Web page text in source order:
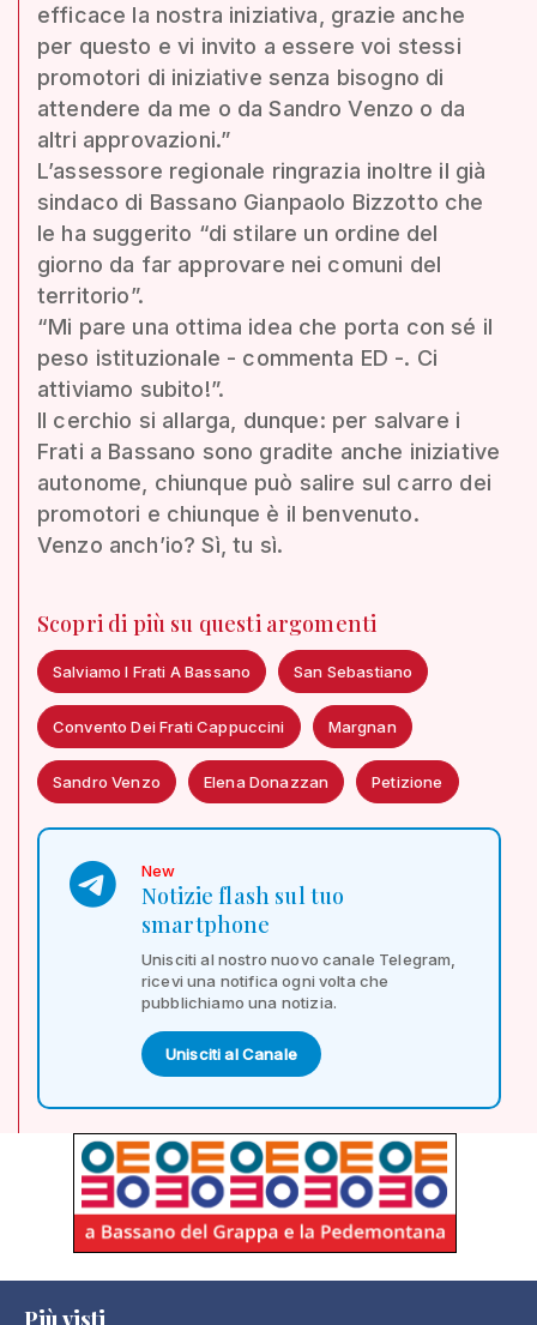
efficace la nostra iniziativa, grazie anche
per questo e vi invito a essere voi stessi
promotori di iniziative senza bisogno di
attendere da me o da Sandro Venzo o da
altri approvazioni.”
L’assessore regionale ringrazia inoltre il già
sindaco di Bassano Gianpaolo Bizzotto che
le ha suggerito “di stilare un ordine del
giorno da far approvare nei comuni del
territorio”.
“Mi pare una ottima idea che porta con sé il
peso istituzionale - commenta ED -. Ci
attiviamo subito!”.
Il cerchio si allarga, dunque: per salvare i
Frati a Bassano sono gradite anche iniziative
autonome, chiunque può salire sul carro dei
promotori e chiunque è il benvenuto.
Venzo anch’io? Sì, tu sì.
Scopri di più su questi argomenti
Salviamo I Frati A Bassano San Sebastiano
Convento Dei Frati Cappuccini Margnan
Sandro Venzo Elena Donazzan Petizione
New
Notizie flash sul tuo
smartphone
Unisciti al nostro nuovo canale Telegram,
ricevi una notifica ogni volta che
pubblichiamo una notizia.
Unisciti al Canale
Più visti